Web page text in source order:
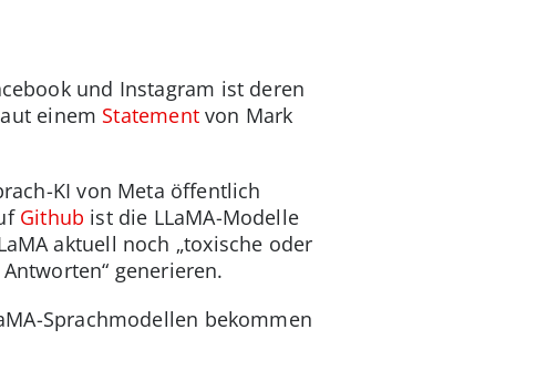
und Instagram ist deren
einem Statementvon Mark
KI von Meta öffentlich
Github ist die LLaMA-Modelle
aktuell noch „toxische oder
generieren.
Sprachmodellen bekommen